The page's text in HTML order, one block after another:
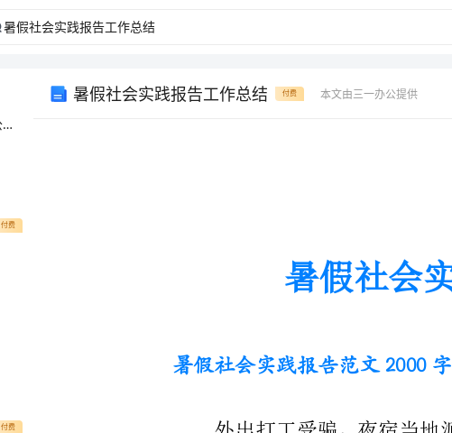
浙江力喆未来医院管理有限公司介绍企业发展分析报告
付费
付费
暑假社会实践报告工作总结 付费 本文由三一办公提供